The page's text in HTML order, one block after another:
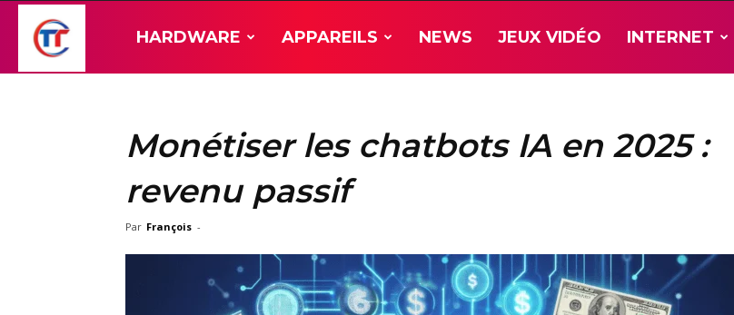
HARDWARE APPAREILS NEWS JEUX VIDÉO INTERNET
Monétiser les chatbots IA en 2025 :
revenu passif
Par François -